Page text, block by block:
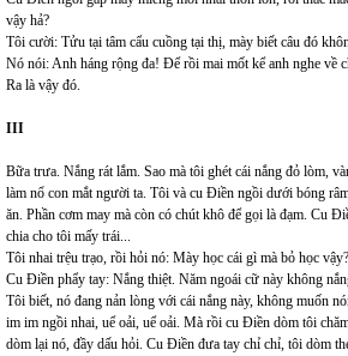
vậy hả?
Tôi cười: Tửu tại tâm cẩu cuồng tại thị, mày biết câu đó
Nó nói: Anh háng rộng đa! Để rồi mai mốt kể anh nghe về
Ra là vậy đó.
III
Bữa trưa. Nắng rát lắm. Sao mà tôi ghét cái nắng đỏ lòm,
làm nổ con mắt người ta. Tôi và cu Điền ngồi dưới bóng
ăn. Phần cơm may mà còn có chút khô để gọi là đạm. Cu
chia cho tôi mấy trái...
Tôi nhai trệu trạo, rồi hỏi nó: Mày học cái gì mà bỏ học vậy?
Cu Điền phẩy tay: Nắng thiệt. Năm ngoái cữ này không
Tôi biết, nó đang nản lòng với cái nắng này, không muốn
im im ngồi nhai, uể oải, uể oải. Mà rồi cu Điền dòm tôi
dòm lại nó, đầy dấu hỏi. Cu Điền đưa tay chỉ chỉ, tôi dòm